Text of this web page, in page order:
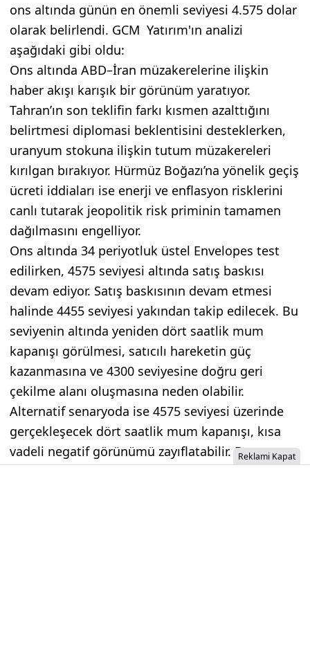
ons altında günün en önemli seviyesi 4.575 dolar
olarak belirlendi. GCM Yatırım'ın analizi
aşağıdaki gibi oldu:
Ons altında ABD–İran müzakerelerine ilişkin
haber akışı karışık bir görünüm yaratıyor.
Tahran’ın son teklifin farkı kısmen azalttığını
belirtmesi diplomasi beklentisini desteklerken,
uranyum stokuna ilişkin tutum müzakereleri
kırılgan bırakıyor. Hürmüz Boğazı’na yönelik geçiş
ücreti iddiaları ise enerji ve enflasyon risklerini
canlı tutarak jeopolitik risk priminin tamamen
dağılmasını engelliyor.
Ons altında 34 periyotluk üstel Envelopes test
edilirken, 4575 seviyesi altında satış baskısı
devam ediyor. Satış baskısının devam etmesi
halinde 4455 seviyesi yakından takip edilecek. Bu
seviyenin altında yeniden dört saatlik mum
kapanışı görülmesi, satıcılı hareketin güç
kazanmasına ve 4300 seviyesine doğru geri
çekilme alanı oluşmasına neden olabilir.
Alternatif senaryoda ise 4575 seviyesi üzerinde
gerçekleşecek dört saatlik mum kapanışı, kısa
vadeli negatif görünümü zayıflatabilir. BuReklami Kapat